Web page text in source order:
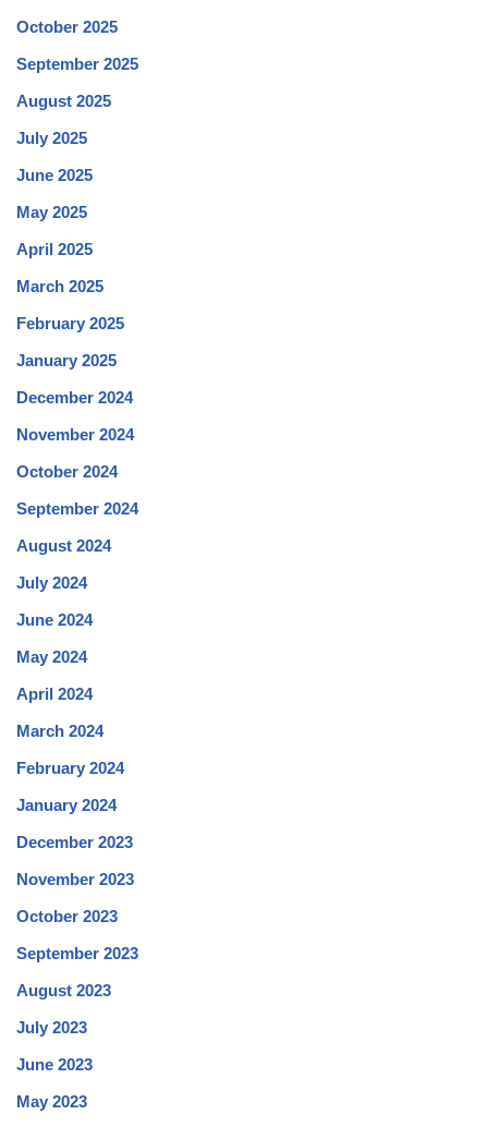
October 2025
September 2025
August 2025
July 2025
June 2025
May 2025
April 2025
March 2025
February 2025
January 2025
December 2024
November 2024
October 2024
September 2024
August 2024
July 2024
June 2024
May 2024
April 2024
March 2024
February 2024
January 2024
December 2023
November 2023
October 2023
September 2023
August 2023
July 2023
June 2023
May 2023